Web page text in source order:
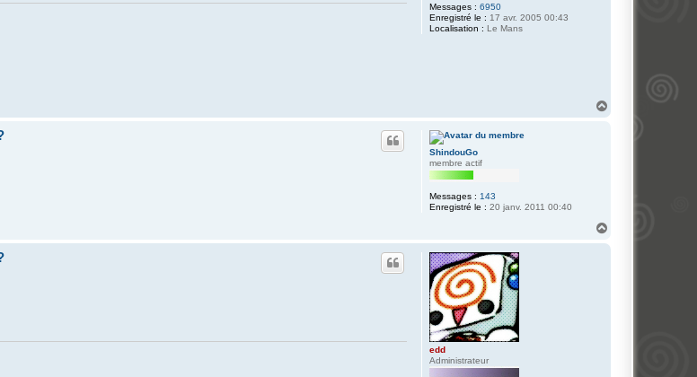
Messages : 6950
Enregistré le : 17 avr. 2005 00:43
Localisation : Le Mans
ShindouGo
membre actif
Messages : 143
Enregistré le : 20 janv. 2011 00:40
edd
Administrateur